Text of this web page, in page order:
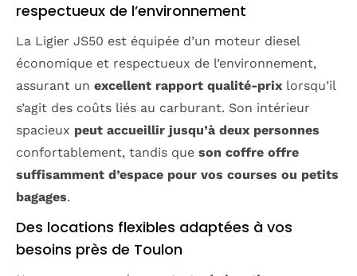
respectueux de l’environnement
La Ligier JS50 est équipée d’un moteur diesel
économique et respectueux de l’environnement,
assurant un excellent rapport qualité-prix lorsqu’il
s’agit des coûts liés au carburant. Son intérieur
spacieux peut accueillir jusqu’à deux personnes
confortablement, tandis que son coffre offre
suffisamment d’espace pour vos courses ou petits
bagages.
Des locations flexibles adaptées à vos
besoins près de Toulon